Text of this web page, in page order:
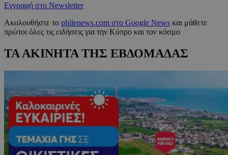
Εγγραφή στο Newsletter
Ακολουθήστε το philenews.com στο Google News και μάθετε
πρώτοι όλες τις ειδήσεις για την Κύπρο και τον κόσμο
ΤΑ ΑΚΙΝΗΤΑ ΤΗΣ ΕΒΔΟΜΑΔΑΣ